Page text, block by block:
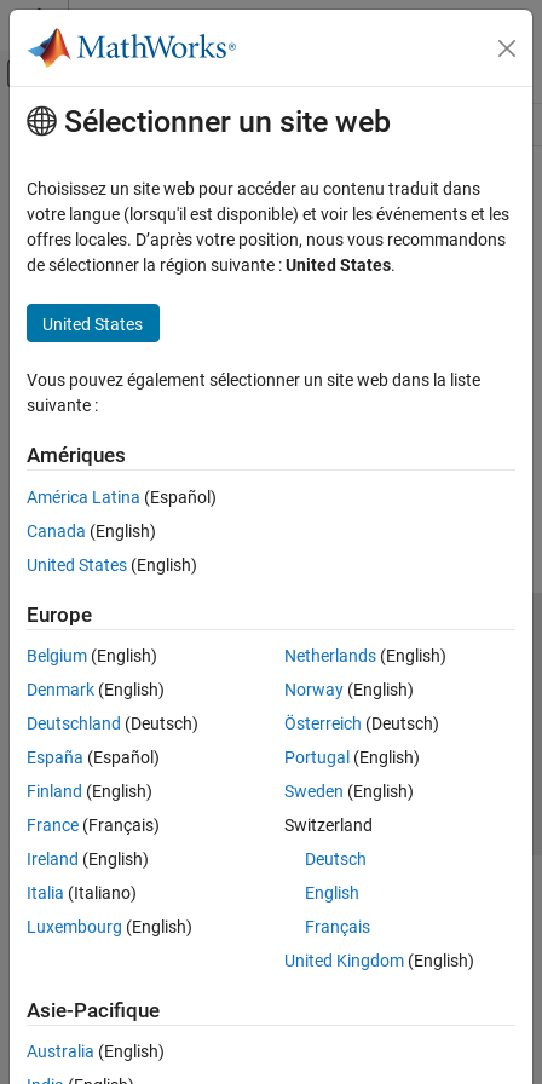
Passer au contenu
Activer/désactiver l'affichage du menu
Ressource
Contenu principal
Sélectionner un site web
Choisissez un site web pour accéder au contenu traduit dans
votre langue (lorsqu'il est disponible) et voir les événements et les
offres locales. D’après votre position, nous vous recommandons
de sélectionner la région suivante :United States.
United States
Vous pouvez également sélectionner un site web dans la liste
suivante :
Amériques
América Latina (Español)
Canada (English)
United States (English)
Europe
Belgium (English)
Denmark (English)
Deutschland (Deutsch)
España (Español)
Finland (English)
France (Français)
Ireland (English)
Italia (Italiano)
Luxembourg (English)
Netherlands(English)
Norway(English)
Österreich (Deutsch)
Portugal (English)
Sweden (English)
Switzerland
Deutsch
English
Français
United Kingdom(English)
Asie-Pacifique
Australia (English)
Lutte anti-piratage
Contacts locaux
© 1994-2026 The MathWorks, Inc.